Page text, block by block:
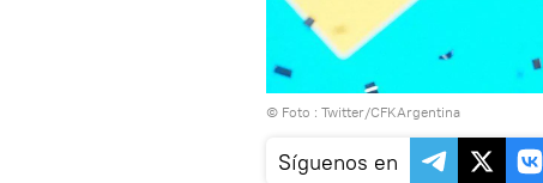
© Foto : Twitter/CFKArgentina
Síguenos en